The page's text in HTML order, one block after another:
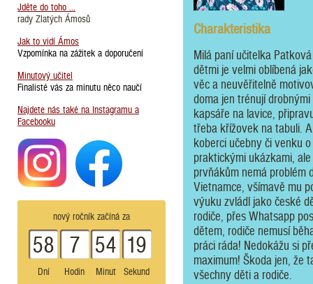
Jděte do toho ...
rady Zlatých Ámosů
Jak to vidí Ámos
Vzpomínka na zážitek a doporučení
Minutový učitel
Finalisté vás za minutu něco naučí
Najdete nás také na Instagramu a
Facebooku
nový ročník začíná za
58
Dní
7
Hodin
54
Minut
19
Sekund
Charakteristika
Milá paní učitelka
dětmi je velmi oblíbená
věc a neuvěřitelně
doma jen trénují
kapsáře na lavice,
třeba křížovek na tabuli.
koberci učebny či venku
praktickými ukázkami,
prvňákům nemá problém
Vietnamce, všímavě mu
výuku zvládl jako české
rodiče, přes Whatsapp
dětem, rodiče nemusí
práci ráda! Nedokážu si
maximum! Škoda jen, že
všechny děti a rodiče.